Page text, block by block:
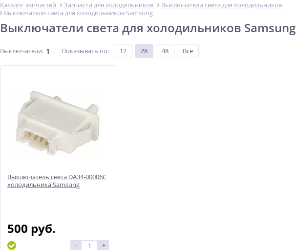
Каталог запчастей Запчасти для холодильников
Выключатели света для холодильников
Выключатели света для холодильников Samsung
Выключатели света для холодильников Samsung
Выключатели: 1 Показывать по: 12 28 48 Все
Выключатель света DA34-00006C
холодильника Samsung
500 руб.
- +